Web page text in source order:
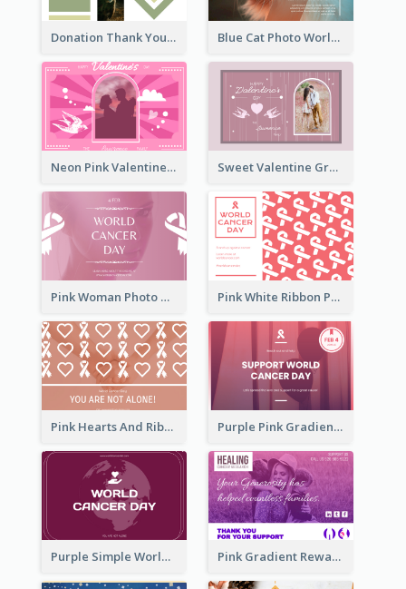
Donation Thank You Card Blue Cat Photo World Wildlife Day Greeting Card
Neon Pink Valentine Greeting Card Design Ideas Sweet Valentine Greeting Card Design Ideas
Pink Woman Photo World Cancer Day Greeting Card Pink White Ribbon Patterns World Cancer Day Greeting Card
Pink Hearts And Ribbon Patterns World Cancer Day Greeting Card Purple Pink Gradient World Cancer Day Greeting Card
Purple Simple World Cancer Day Greeting Card Pink Gradient Reward For Donation Card Design